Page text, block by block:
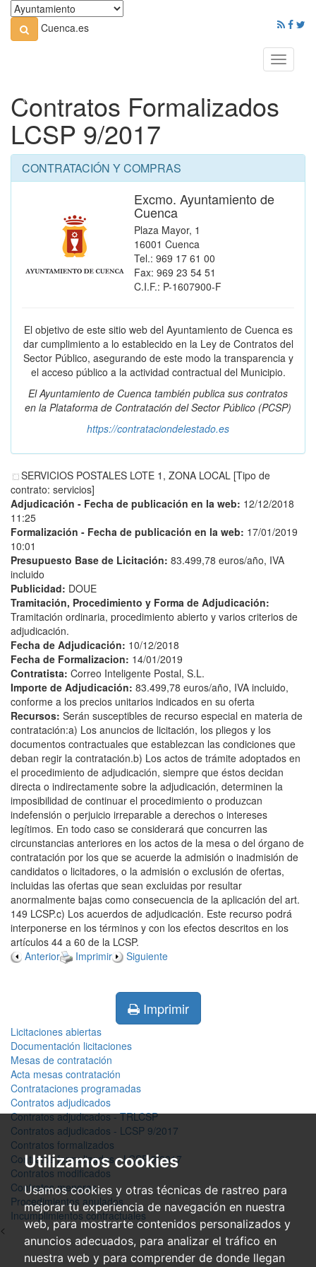
Utilizamos cookies
Usamos cookies y otras técnicas de rastreo para
mejorar tu experiencia de navegación en nuestra
web, para mostrarte contenidos personalizados y
anuncios adecuados, para analizar el tráfico en
nuestra web y para comprender de donde llegan
Cuenca.es
Toggle
Contratos Formalizados
LCSP 9/2017
CONTRATACIÓN Y COMPRAS
Excmo. Ayuntamiento de
Cuenca
Plaza Mayor, 1
16001 Cuenca
Tel.: 969 17 61 00
Fax: 969 23 54 51
C.I.F.: P-1607900-F
El objetivo de este sitio web del Ayuntamiento de Cuenca es
dar cumplimiento a lo establecido en la Ley de Contratos del
Sector Público, asegurando de este modo la transparencia y
el acceso público a la actividad contractual del Municipio.
El Ayuntamiento de Cuenca también publica sus contratos
en la Plataforma de Contratación del Sector Público (PCSP)
https://contrataciondelestado.es
SERVICIOS POSTALES LOTE 1, ZONA LOCAL [Tipo de
contrato: servicios]
Adjudicación - Fecha de publicación en la web: 12/12/2018
11:25
Formalización - Fecha de publicación en la web: 17/01/2019
10:01
Presupuesto Base de Licitación: 83.499,78 euros/año, IVA
incluido
Publicidad: DOUE
Tramitación, Procedimiento y Forma de Adjudicación:
Tramitación ordinaria, procedimiento abierto y varios criterios de
adjudicación.
Fecha de Adjudicación: 10/12/2018
Fecha de Formalizacion: 14/01/2019
Contratista: Correo Inteligente Postal, S.L.
Importe de Adjudicación: 83.499,78 euros/año, IVA incluido,
conforme a los precios unitarios indicados en su oferta
Recursos: Serán susceptibles de recurso especial en materia de
contratación:a) Los anuncios de licitación, los pliegos y los
documentos contractuales que establezcan las condiciones que
deban regir la contratación.b) Los actos de trámite adoptados en
el procedimiento de adjudicación, siempre que éstos decidan
directa o indirectamente sobre la adjudicación, determinen la
imposibilidad de continuar el procedimiento o produzcan
indefensión o perjuicio irreparable a derechos o intereses
legítimos. En todo caso se considerará que concurren las
circunstancias anteriores en los actos de la mesa o del órgano de
contratación por los que se acuerde la admisión o inadmisión de
candidatos o licitadores, o la admisión o exclusión de ofertas,
incluidas las ofertas que sean excluidas por resultar
anormalmente bajas como consecuencia de la aplicación del art.
149 LCSP.c) Los acuerdos de adjudicación. Este recurso podrá
interponerse en los términos y con los efectos descritos en los
artículos 44 a 60 de la LCSP.
Anterior
Imprimir Siguiente
Imprimir
Licitaciones abiertas
Documentación licitaciones
Mesas de contratación
Acta mesas contratación
Contrataciones programadas
Contratos adjudicados
Contratos adjudicados - TRLCSP
Contratos adjudicados - LCSP 9/2017
Contratos formalizados
Contratos formalizados - LCSP 9/2017
Contratos modificados
Contratos menores
Procedimientos anulados
Incumplimientos contractuales
<